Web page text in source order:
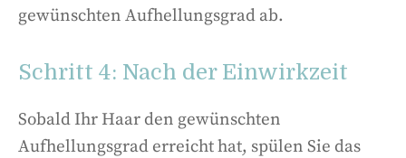
gewünschten Aufhellungsgrad ab.
Schritt 4: Nach der Einwirkzeit
Sobald Ihr Haar den gewünschten
Aufhellungsgrad erreicht hat, spülen Sie das